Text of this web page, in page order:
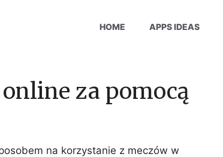
HOME APPS IDEAS
za pomocą
na korzystanie z meczów w